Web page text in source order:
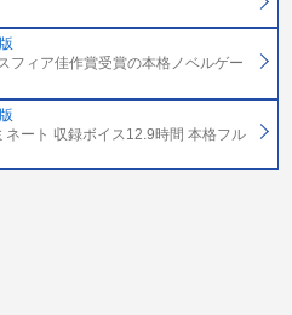
フィア佳作賞受賞の本格ノベルゲー
ート 収録ボイス12.9時間 本格フル